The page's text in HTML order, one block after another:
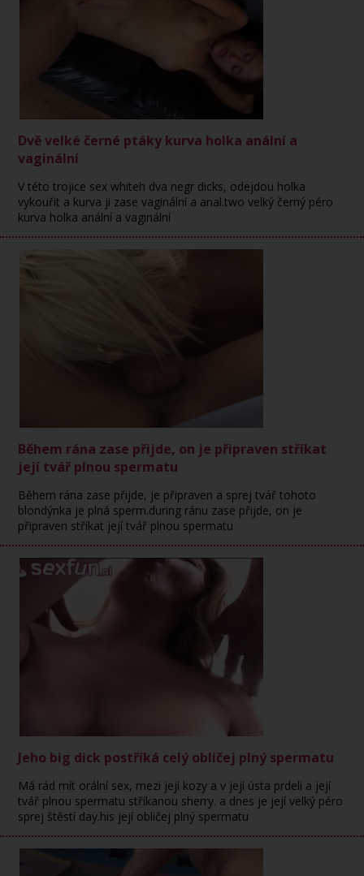
Dvě velké černé ptáky kurva holka anální a
vaginální
V této trojice sex whiteh dva negr dicks, odejdou holka
vykouřit a kurva ji zase vaginální a anal.two velký černý péro
kurva holka anální a vaginální
Během rána zase přijde, on je připraven stříkat
její tvář plnou spermatu
Během rána zase přijde, je připraven a sprej tvář tohoto
blondýnka je plná sperm.during ránu zase přijde, on je
připraven stříkat její tvář plnou spermatu
Jeho big dick postříká celý obličej plný spermatu
Má rád mít orální sex, mezi její kozy a v její ústa prdeli a její
tvář plnou spermatu stříkanou sherry. a dnes je její velký péro
sprej štěstí day.his její obličej plný spermatu